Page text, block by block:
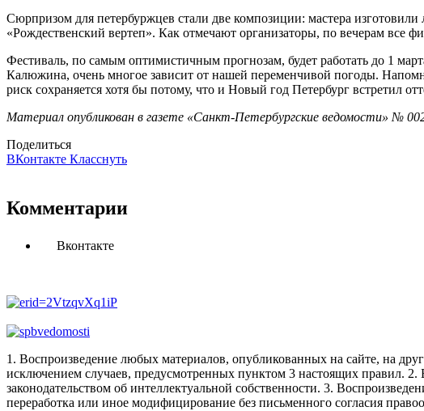
Сюрпризом для петербуржцев стали две композиции: мастера
«Рождественский вертеп». Как отмечают организаторы, по вечерам все
Фестиваль, по самым оптимистичным прогнозам, будет работать до 1
Калюжина, очень многое зависит от нашей переменчивой погоды.
риск сохраняется хотя бы потому, что и Новый год Петербург встретил
Материал опубликован в газете «Санкт-Петербургские ведомости» №
Поделиться
ВКонтакте Класснуть
Комментарии
Вконтакте
1. Воспроизведение любых материалов, опубликованных на сайте, на
исключением случаев, предусмотренных пунктом 3 настоящих правил. 2.
законодательством об интеллектуальной собственности. 3.
переработка или иное модифицирование без письменного согласия